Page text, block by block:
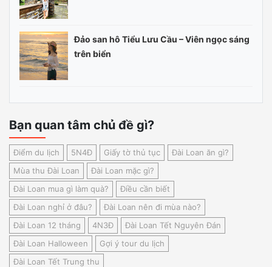
Đảo san hô Tiểu Lưu Cầu – Viên ngọc sáng
trên biển
Bạn quan tâm chủ đề gì?
Điểm du lịch 5N4Đ Giấy tờ thủ tục
Đài Loan ăn gì?
Mùa thu Đài Loan
Đài Loan mặc gì?
Đài Loan mua gì làm quà?
Điều cần biết
Đài Loan nghỉ ở đâu?
Đài Loan nên đi mùa nào?
Đài Loan 12 tháng
4N3Đ
Đài Loan Tết Nguyên Đán
Đài Loan Halloween
Gợi ý tour du lịch
Đài Loan Tết Trung thu